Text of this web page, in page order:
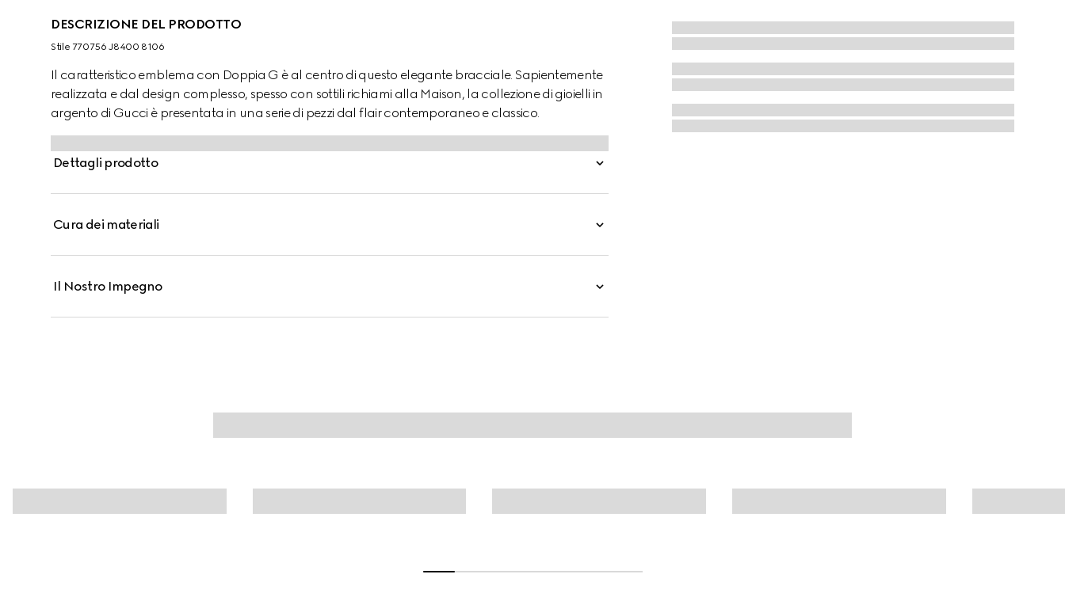
DESCRIZIONE DEL PRODOTTO
Stile ‎770756 J8400 8106
Il caratteristico emblema con Doppia G è al centro di questo elegante bracciale. Sapientemente
realizzata e dal design complesso, spesso con sottili richiami alla Maison, la collezione di gioielli in
argento di Gucci è presentata in una serie di pezzi dal flair contemporaneo e classico.
Dettagli prodotto
Cura dei materiali
Il Nostro Impegno